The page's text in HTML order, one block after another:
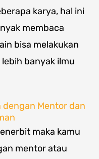
karya, hal ini
membaca
bisa melakukan
banyak ilmu
Mentor dan
maka kamu
mentor atau